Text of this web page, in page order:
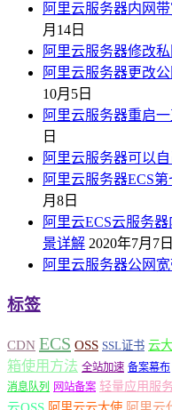
阿里云服务器内网
月14日
阿里云服务器修改
阿里云服务器更改
10月5日
阿里云服务器重启
日
阿里云服务器可以
阿里云服务器ECS
月8日
阿里云ECS云服务
景详解 2020年7月7日
阿里云服务器公网
标签
CDN ECS OSS SSL证书 云
箱使用方法 全站加速 备案幕布
消息队列
网站备案 轻量应用服
云OSS 阿里云云大使 阿里云